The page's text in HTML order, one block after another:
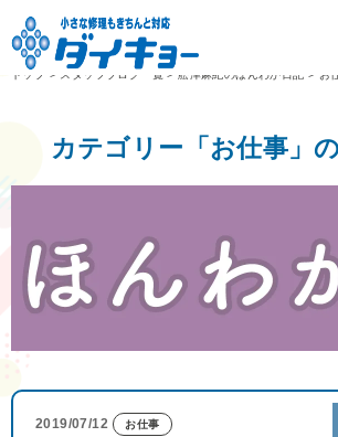
トップ
> スタッフブログ一覧 > 舩津麻紀のほんわか日記 > お
カテゴリー「お仕事」
2019/07/12 お仕事